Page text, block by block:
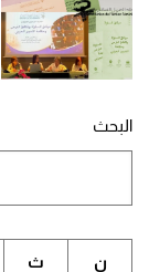
البحث
ن ث